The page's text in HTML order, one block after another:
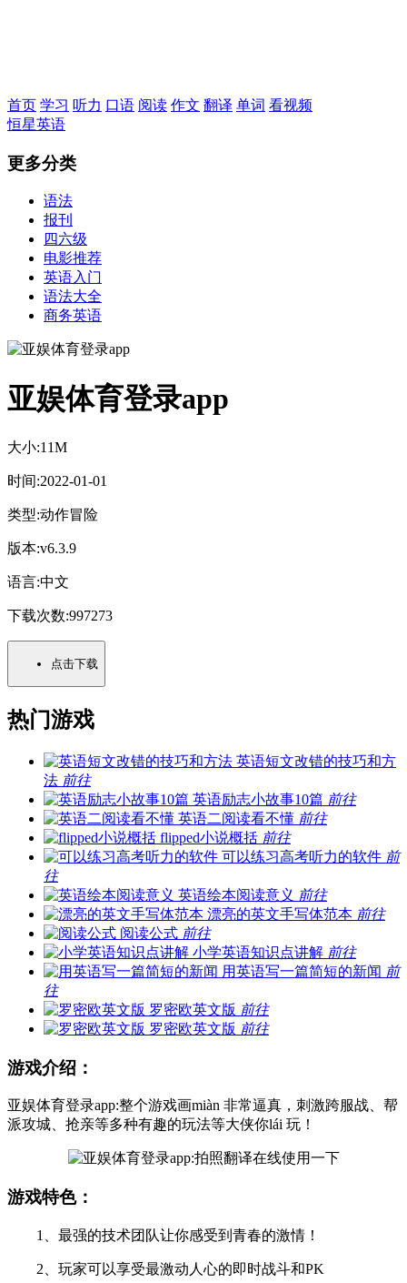
首页 学习 听力 口语 阅读 作文 翻译 单词 看视频
恒星英语
更多分类
语法
报刊
四六级
电影推荐
英语入门
语法大全
商务英语
亚娱体育登录app
大小:11M
时间:2022-01-01
类型:动作冒险
版本:v6.3.9
语言:中文
下载次数:997273
点击下载
热门游戏
英语短文改错的技巧和方
法 前往
英语励志小故事10篇 前往
英语二阅读看不懂 前往
flipped小说概括 前往
可以练习高考听力的软件 前
往
英语绘本阅读意义 前往
漂亮的英文手写体范本 前往
阅读公式 前往
小学英语知识点讲解 前往
用英语写一篇简短的新闻 前
往
罗密欧英文版 前往
罗密欧英文版 前往
游戏介绍：
亚娱体育登录app:整个游戏画miàn 非常逼真，刺激跨服战、帮
派攻城、抢亲等多种有趣的玩法等大侠你lái 玩！
游戏特色：
1、最强的技术团队让你感受到青春的激情！
2、玩家可以享受最激动人心的即时战斗和PK